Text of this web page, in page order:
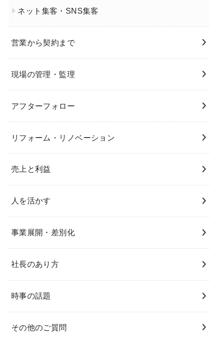
ネット集客・SNS集客
営業から契約まで
現場の管理・監理
アフターフォロー
リフォーム・リノベーション
売上と利益
人を活かす
事業展開・差別化
社長のあり方
時事の話題
その他のご質問